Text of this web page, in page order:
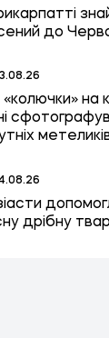
до
«колючки» на
дрібну